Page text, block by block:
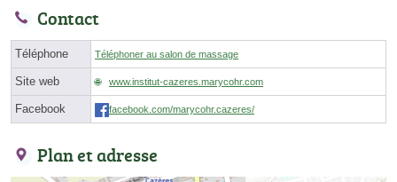
Contact
Téléphone Téléphoner au salon de massage
Site web www.institut-cazeres.marycohr.com
Facebook facebook.com/marycohr.cazeres/
Plan et adresse